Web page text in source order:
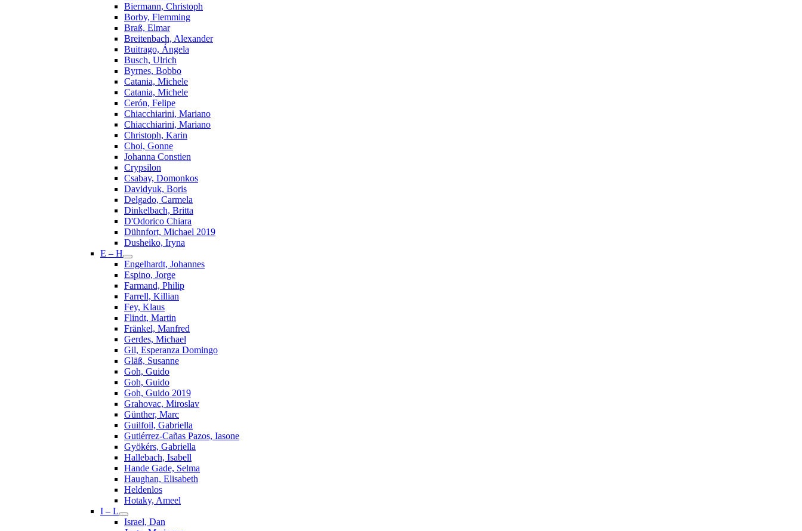
Biermann, Christoph
Borby, Flemming
Braß, Elmar
Breitenbach, Alexander
Buitrago, Ángela
Busch, Ulrich
Byrnes, Bobbo
Catania, Michele
Catania, Michele
Cerón, Felipe
Chiacchiarini, Mariano
Chiacchiarini, Mariano
Christoph, Karin
Choi, Gonne
Johanna Constien
Crypsilon
Csabay, Domonkos
Davidyuk, Boris
Delgado, Carmela
Dinkelbach, Britta
D'Odorico Chiara
Dühnfort, Michael 2019
Dusheiko, Iryna
E – H
Engelhardt, Johannes
Espino, Jorge
Farmand, Philip
Farrell, Killian
Fey, Klaus
Flindt, Martin
Fränkel, Manfred
Gerdes, Michael
Gil, Esperanza Domingo
Gläß, Susanne
Goh, Guido
Goh, Guido
Goh, Guido 2019
Grahovac, Miroslav
Günther, Marc
Guilfoil, Gabriella
Gutiérrez-Cañas Pazos, Iasone
Gyökérs, Gabriella
Hallebach, Isabell
Hande Gade, Selma
Haughan, Elisabeth
Heldenlos
Hotaky, Ameel
I – L
Israel, Dan